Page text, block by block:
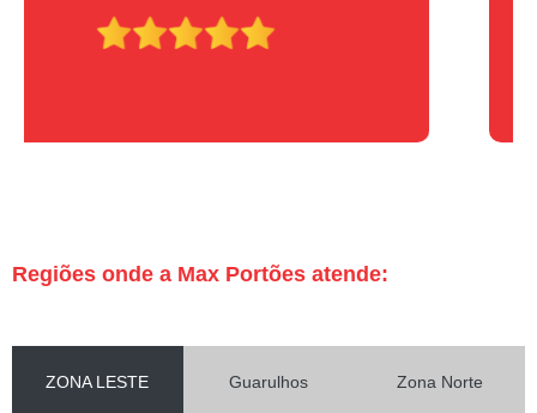
Regiões onde a Max Portões atende:
ZONA LESTE Guarulhos Zona Norte